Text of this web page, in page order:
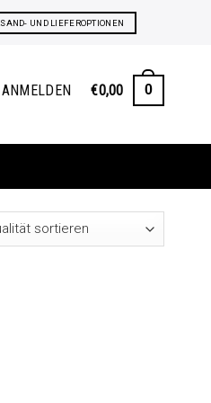
UND LIEFEROPTIONEN
ANMELDEN €0,00 0